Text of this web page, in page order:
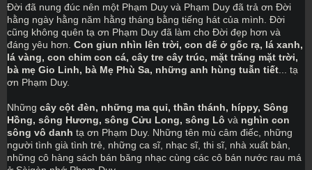
Đời đã nung đúc nên một Phạm Duy và Phạm Duy đã trả ơn Đời
hằng ngày hằng năm hằng tháng bằng tiếng hát của mình. Đời
cũng không quên tạ ơn Phạm Duy đã làm cho Đời đẹp hơn và
đáng yêu hơn. Con giun nhìn lên trời, con dế ở gốc rạ, lá xanh,
lá vàng, con chim con cá, cây tre cây trúc, mặt trăng mặt trời,
bà mẹ Gio Linh, bà Mẹ Phù Sa, những anh hùng tuẫn tiết ... tạ
ơn Phạm Duy.
Những cây cột đèn, những ma quỉ, thần thánh, híppy, Sông
Hồng, sông Hương, sông Cửu Long, sông Lô và nghìn con
sông vô danh tạ ơn Phạm Duy. Những tên mù câm điếc, những
người tình già tình trẻ, những ca sĩ, nhạc sĩ, thi sĩ, nhà xuất bản,
những cô hàng sách bán băng nhạc cùng các cô bán nước rau má